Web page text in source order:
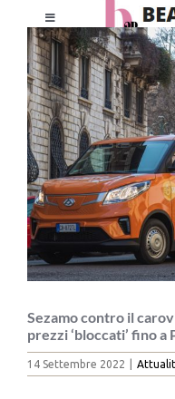
contenuto
Toggle
Navigation
HOME
CHI SIAMO
LE RIVISTE
NEWSLETTER
CATEGORIE
CONTATTI
Ingrandisci
immagine
Sezamo contro il
prezzi ‘bloccati’ fino a
14 Settembre 2022